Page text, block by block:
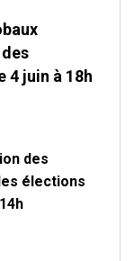
4 juin à 18h
des
élections